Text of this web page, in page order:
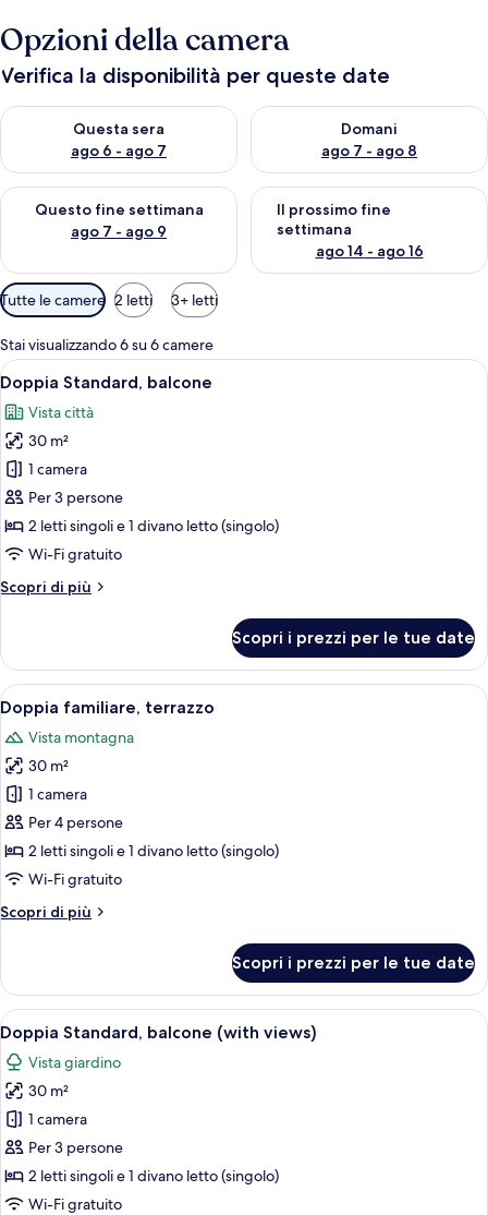
Opzioni della camera
Verifica la disponibilità per queste date
Questa sera
ago 6 - ago 7
Verifica la disponibilità per questa sera, ago 6 - ago 7
Domani
ago 7 - ago 8
Verifica la disponibilità per
Questo fine settimana
ago 7 - ago 9
Verifica la disponibilità per questo fine settimana, ago 7 - ago
Il prossimo fine
settimana
ago 14 - ago 16
Verifica la disponibilità per il
Filtri
disponibili
per
le
camere
Tutte le camere 2 letti 3+ letti
Stai visualizzando 6 su 6 camere
Apri
tutte
le
foto
per
Doppia
Standard,
balcone
Camera d'albergo con un letto
5
Doppia Standard, balcone
Vista città
30 m²
1 camera
Per 3 persone
2 letti singoli e 1 divano letto (singolo)
Wi-Fi gratuito
Scopri di più
Altri
Standard,
balcone
Scopri i prezzi per le tue date
Apri
tutte
le
foto
per
Doppia
familiare,
terrazzo
Camera d'albergo moderna con un
4
Doppia familiare, terrazzo
Vista montagna
30 m²
1 camera
Per 4 persone
2 letti singoli e 1 divano letto (singolo)
Wi-Fi gratuito
Scopri di più
Altri
familiare,
terrazzo
Scopri i prezzi per le tue date
Apri
tutte
le
foto
per
Doppia
Standard,
balcone
Camera d'albergo con un letto
4
Doppia Standard, balcone (with views)
Vista giardino
30 m²
1 camera
Per 3 persone
2 letti singoli e 1 divano letto (singolo)
Wi-Fi gratuito